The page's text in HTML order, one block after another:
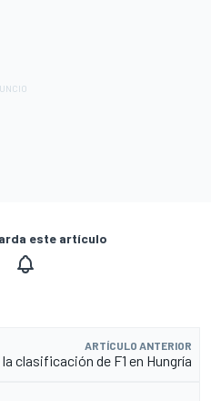
este artículo
ARTÍCULO ANTERIOR
clasificación de F1 en Hungría